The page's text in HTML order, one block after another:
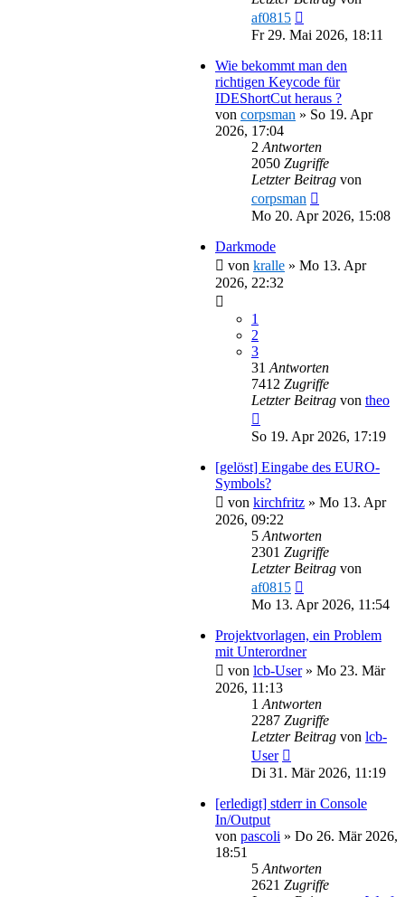
af0815
Fr 29. Mai 2026, 18:11
Wie bekommt man den
richtigen Keycode für
IDEShortCut heraus ?
von corpsman » So 19. Apr
2026, 17:04
2 Antworten
2050 Zugriffe
Letzter Beitrag von
corpsman
Mo 20. Apr 2026, 15:08
Darkmode
von kralle » Mo 13. Apr
2026, 22:32
1
2
3
31 Antworten
7412 Zugriffe
Letzter Beitrag von theo
So 19. Apr 2026, 17:19
[gelöst] Eingabe des EURO-
Symbols?
von kirchfritz » Mo 13. Apr
2026, 09:22
5 Antworten
2301 Zugriffe
Letzter Beitrag von
af0815
Mo 13. Apr 2026, 11:54
Projektvorlagen, ein Problem
mit Unterordner
von lcb-User» Mo 23. Mär
2026, 11:13
1 Antworten
2287 Zugriffe
Letzter Beitrag von lcb-
User
Di 31. Mär 2026, 11:19
[erledigt] stderr in Console
In/Output
von pascoli » Do 26. Mär 2026,
18:51
5 Antworten
2621 Zugriffe